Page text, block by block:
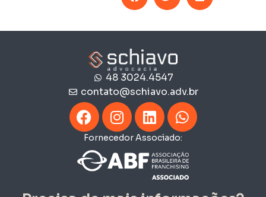
48 3024.4547
contato@schiavo.adv.br
Fornecedor Associado: